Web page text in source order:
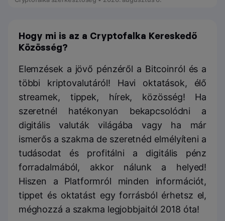
Hogy mi is az a Cryptofalka Kereskedő
Közösség?
Elemzések a jövő pénzéről a Bitcoinról és a
többi kriptovalutáról! Havi oktatások, élő
streamek, tippek, hírek, közösség! Ha
szeretnél hatékonyan bekapcsolódni a
digitális valuták világába vagy ha már
ismerős a szakma de szeretnéd elmélyíteni a
tudásodat és profitálni a digitális pénz
forradalmából, akkor nálunk a helyed!
Hiszen a Platformról minden információt,
tippet és oktatást egy forrásból érhetsz el,
méghozzá a szakma legjobbjaitól 2018 óta!